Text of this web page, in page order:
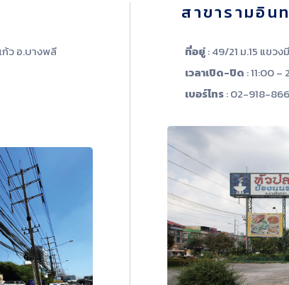
ก้ว อ.บางพลี
สาขารามอิน
ที่อยู่: 49/21 ม.15 แขว
เวลาเปิด-ปิด : 11:00 –
เบอร์โทร: 02-918-